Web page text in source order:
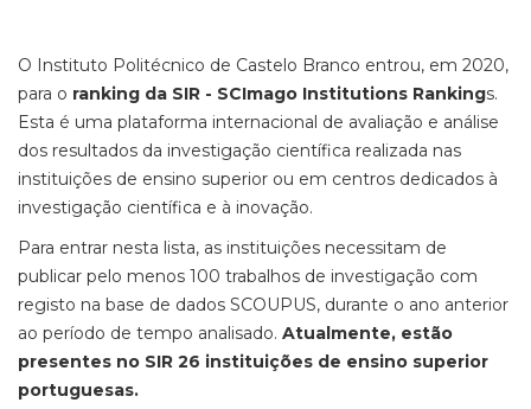
O Instituto Politécnico de Castelo Branco entrou, em 2020,
para o ranking da SIR - SCImago Institutions Rankings.
Esta é uma plataforma internacional de avaliação e análise
dos resultados da investigação científica realizada nas
instituições de ensino superior ou em centros dedicados à
investigação científica e à inovação.
Para entrar nesta lista, as instituições necessitam de
publicar pelo menos 100 trabalhos de investigação com
registo na base de dados SCOUPUS, durante o ano anterior
ao período de tempo analisado. Atualmente, estão
presentes no SIR 26 instituições de ensino superior
portuguesas.